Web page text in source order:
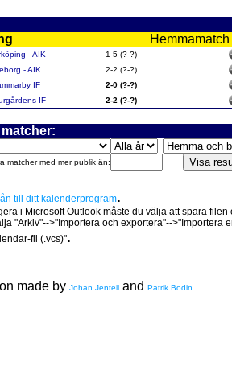
- AIK
1-5 (?-?)
- AIK
2-2 (?-?)
IF
2-0 (?-?)
IF 2-2 (?-?)
matcher med mer publik än:
till ditt kalenderprogram.
i Microsoft Outlook måste du välja att spara filen
"Arkiv"-->"Importera och exportera"-->"Importera
fil (.vcs)".
made by Johan Jentell and Patrik Bodin